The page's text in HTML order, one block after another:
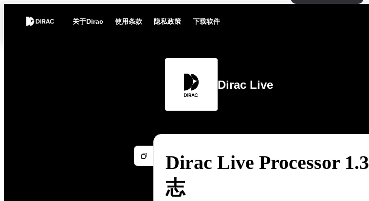
关于Dirac 使用条款 隐私政策 下载软件
Dirac Live
Dirac Live Processor
志